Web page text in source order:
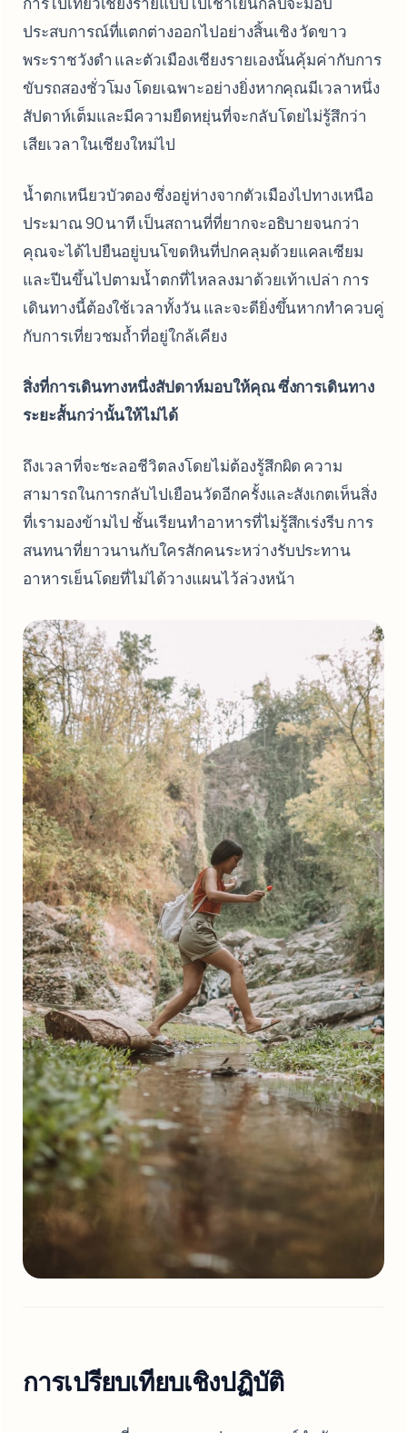
ประสบการณ์ที่แตกต่างออกไปอย่างสิ้นเชิง วัดขาว
พระราชวังดำ และตัวเมืองเชียงรายเองนั้นคุ้มค่ากับการ
ขับรถสองชั่วโมง โดยเฉพาะอย่างยิ่งหากคุณมีเวลาหนึ่ง
สัปดาห์เต็มและมีความยืดหยุ่นที่จะกลับโดยไม่รู้สึกว่า
เสียเวลาในเชียงใหม่ไป
น้ำตกเหนียวบัวตอง ซึ่งอยู่ห่างจากตัวเมืองไปทางเหนือ
ประมาณ 90 นาที เป็นสถานที่ที่ยากจะอธิบายจนกว่า
คุณจะได้ไปยืนอยู่บนโขดหินที่ปกคลุมด้วยแคลเซียม
และปีนขึ้นไปตามน้ำตกที่ไหลลงมาด้วยเท้าเปล่า การ
เดินทางนี้ต้องใช้เวลาทั้งวัน และจะดียิ่งขึ้นหากทำควบคู่
กับการเที่ยวชมถ้ำที่อยู่ใกล้เคียง
สิ่งที่การเดินทางหนึ่งสัปดาห์มอบให้คุณ ซึ่งการเดินทาง
ระยะสั้นกว่านั้นให้ไม่ได้
ถึงเวลาที่จะชะลอชีวิตลงโดยไม่ต้องรู้สึกผิด ความ
สามารถในการกลับไปเยือนวัดอีกครั้งและสังเกตเห็นสิ่ง
ที่เรามองข้ามไป ชั้นเรียนทำอาหารที่ไม่รู้สึกเร่งรีบ การ
สนทนาที่ยาวนานกับใครสักคนระหว่างรับประทาน
อาหารเย็นโดยที่ไม่ได้วางแผนไว้ล่วงหน้า
การเปรียบเทียบเชิงปฏิบัติ